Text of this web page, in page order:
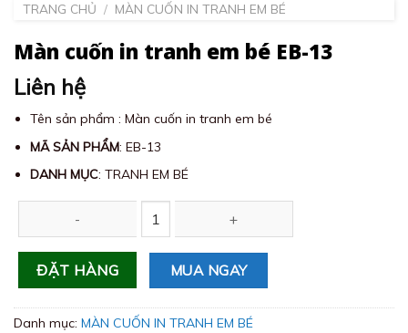
TRANG CHỦ / MÀN CUỐN IN TRANH EM BÉ
Màn cuốn in tranh em bé EB-13
Liên hệ
Tên sản phẩm : Màn cuốn in tranh em bé
MÃ SẢN PHẨM: EB-13
DANH MỤC: TRANH EM BÉ
ĐẶT HÀNG MUA NGAY
Danh mục: MÀN CUỐN IN TRANH EM BÉ